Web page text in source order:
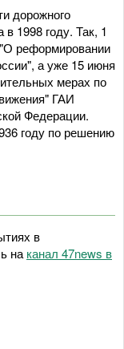
дорожного
1998 году. Так, 1
реформировании
а уже 15 июня
мерах по
ГАИ
Федерации.
году по решению
в
на канал 47news в